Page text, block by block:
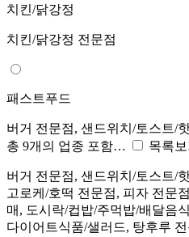
치킨/닭강정
치킨/닭강정 전문점
패스트푸드
버거 전문점, 샌드위치/토스트/
총 9개의 업종 포함…
목록보
버거 전문점, 샌드위치/토스트/
고로케/호떡 전문점, 피자 전문
매, 도시락/컵밥/주먹밥/배달음
다이어트식품/샐러드, 탕후루 전